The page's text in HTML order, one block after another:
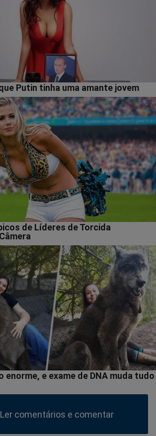
Ler comentários e comentar